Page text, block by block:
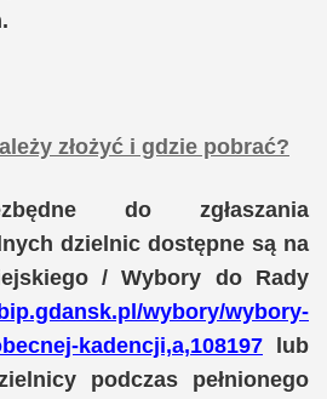
złożyć i gdzie pobrać?
do zgłaszania
dzielnic dostępne są na
/ Wybory do Rady
wybory/wybory-
kadencji,a,108197 lub
podczas pełnionego